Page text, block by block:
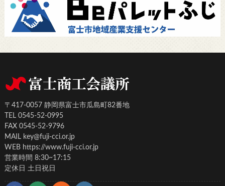
〒417-0057 静岡県富士市瓜島町82番地
TEL 0545-52-0995
FAX 0545-52-9796
MAIL key@fuji-cci.or.jp
WEB https://www.fuji-cci.or.jp
営業時間 8:30~17:15
定休日 土日祝日